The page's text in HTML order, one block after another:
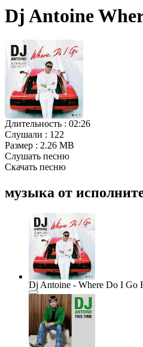
Dj Antoine
Длительность : 02:26
Слушали : 122
Размер : 2.26 MB
Слушать песню
Скачать песню
музыка от
Dj Antoine - Where Do I Go